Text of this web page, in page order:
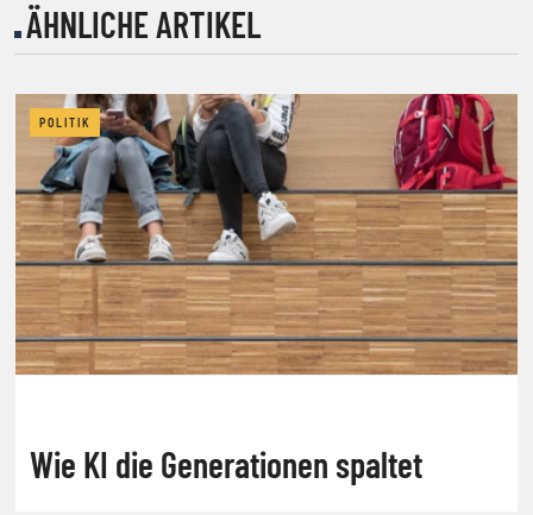
ÄHNLICHE ARTIKEL
POLITIK
Wie KI die Generationen spaltet